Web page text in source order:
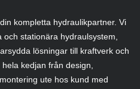
kompletta hydraulikpartner. Vi
stationära hydraulsystem,
lösningar till kraftverk och
kedjan från design,
ute hos kund med